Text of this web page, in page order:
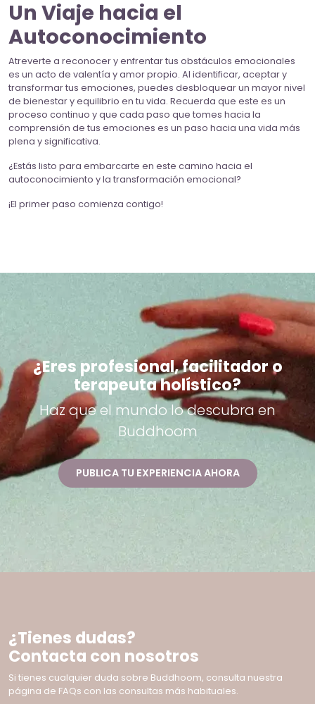
Un Viaje hacia el
Autoconocimiento
Atreverte a reconocer y enfrentar tus obstáculos emocionales
es un acto de valentía y amor propio. Al identificar, aceptar y
transformar tus emociones, puedes desbloquear un mayor nivel
de bienestar y equilibrio en tu vida. Recuerda que este es un
proceso continuo y que cada paso que tomes hacia la
comprensión de tus emociones es un paso hacia una vida más
plena y significativa.
¿Estás listo para embarcarte en este camino hacia el
autoconocimiento y la transformación emocional?
¡El primer paso comienza contigo!
¿Eres profesional, facilitador o
terapeuta holístico?
Haz que el mundo lo descubra en
Buddhoom
PUBLICA TU EXPERIENCIA AHORA
¿Tienes dudas?
Contacta con nosotros
Si tienes cualquier duda sobre Buddhoom, consulta nuestra
página de FAQs con las consultas más habituales.